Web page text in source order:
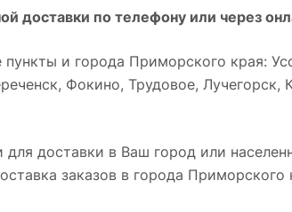
доставки по телефону или через
и города Приморского края:
Фокино, Трудовое, Лучегорск,
доставки в Ваш город или
заказов в города Приморского